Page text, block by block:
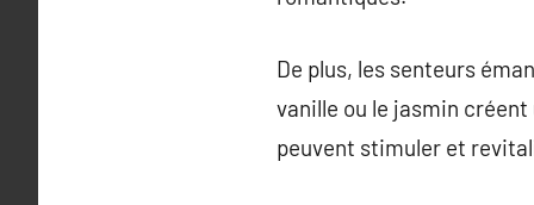
De plus, les senteurs
vanille ou le jasmin
peuvent stimuler et